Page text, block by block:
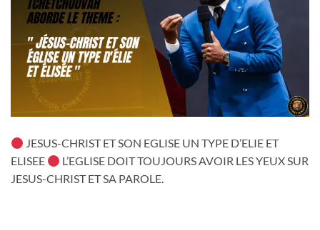
JESUS-CHRIST ET SON EGLISE UN TYPE D’ELIE ET
ELISEE
L’EGLISE DOIT TOUJOURS AVOIR LES YEUX SUR
JESUS-CHRIST ET SA PAROLE.